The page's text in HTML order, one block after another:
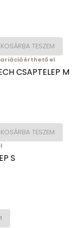
KOSÁRBA TESZEM
érthető el
CSAPTELEP M
KOSÁRBA TESZEM
S